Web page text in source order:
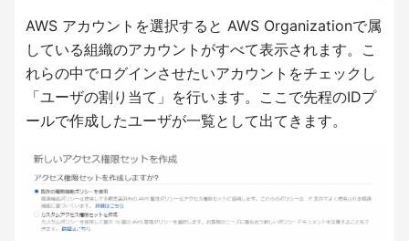
AWS アカウントを選択すると AWS Organizationで属
している組織のアカウントがすべて表示されます。こ
れらの中でログインさせたいアカウントをチェックし
「ユーザの割り当て」を行います。ここで先程のIDプ
ールで作成したユーザが一覧として出てきます。